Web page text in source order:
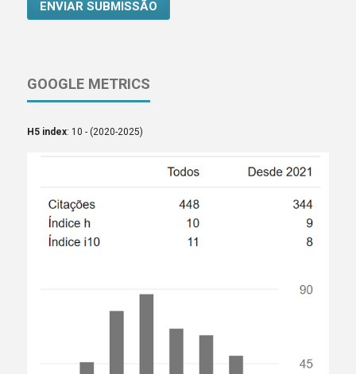
ENVIAR SUBMISSÃO
GOOGLE METRICS
H5 index: 10 - (2020-2025)